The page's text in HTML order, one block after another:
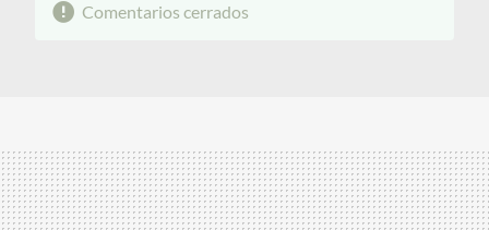
Comentarios cerrados